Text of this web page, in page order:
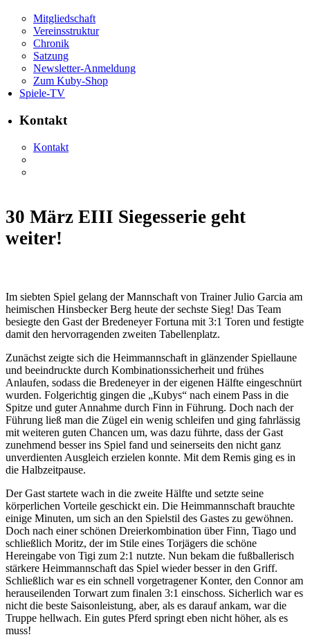
Mitgliedschaft
Vereinsstruktur
Chronik
Satzung
Newsletter-Anmeldung
Zum Kuby-Shop
Spiele-TV
Kontakt
Kontakt
30 März EIII Siegesserie geht
weiter!
Im siebten Spiel gelang der Mannschaft von Trainer Julio Garcia am
heimischen Hinsbecker Berg heute der sechste Sieg! Das Team
besiegte den Gast der Bredeneyer Fortuna mit 3:1 Toren und festigte
damit den hervorragenden zweiten Tabellenplatz.
Zunächst zeigte sich die Heimmannschaft in glänzender Spiellaune
und beeindruckte durch Kombinationssicherheit und frühes
Anlaufen, sodass die Bredeneyer in der eigenen Hälfte eingeschnürt
wurden. Folgerichtig gingen die „Kubys“ nach einem Pass in die
Spitze und guter Annahme durch Finn in Führung. Doch nach der
Führung ließ man die Zügel ein wenig schleifen und ging fahrlässig
mit weiteren guten Chancen um, was dazu führte, dass der Gast
zunehmend besser ins Spiel fand und seinerseits den nicht ganz
unverdienten Ausgleich erzielen konnte. Mit dem Remis ging es in
die Halbzeitpause.
Der Gast startete wach in die zweite Hälfte und setzte seine
körperlichen Vorteile geschickt ein. Die Heimmannschaft brauchte
einige Minuten, um sich an den Spielstil des Gastes zu gewöhnen.
Doch nach einer schönen Dreierkombination über Finn, Tiago und
schließlich Moritz, der im Stile eines Torjägers die schöne
Hereingabe von Tigi zum 2:1 nutzte. Nun bekam die fußballerisch
stärkere Heimmannschaft das Spiel wieder besser in den Griff.
Schließlich war es ein schnell vorgetragener Konter, den Connor am
herauseilenden Torwart zum finalen 3:1 einschoss. Sicherlich war es
nicht die beste Saisonleistung, aber, als es darauf ankam, war die
Truppe hellwach. Ein gutes Pferd springt eben nicht höher, als es
muss!